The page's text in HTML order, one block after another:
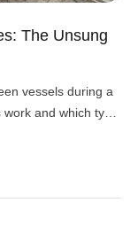
The Unsung
vessels during a
and which type